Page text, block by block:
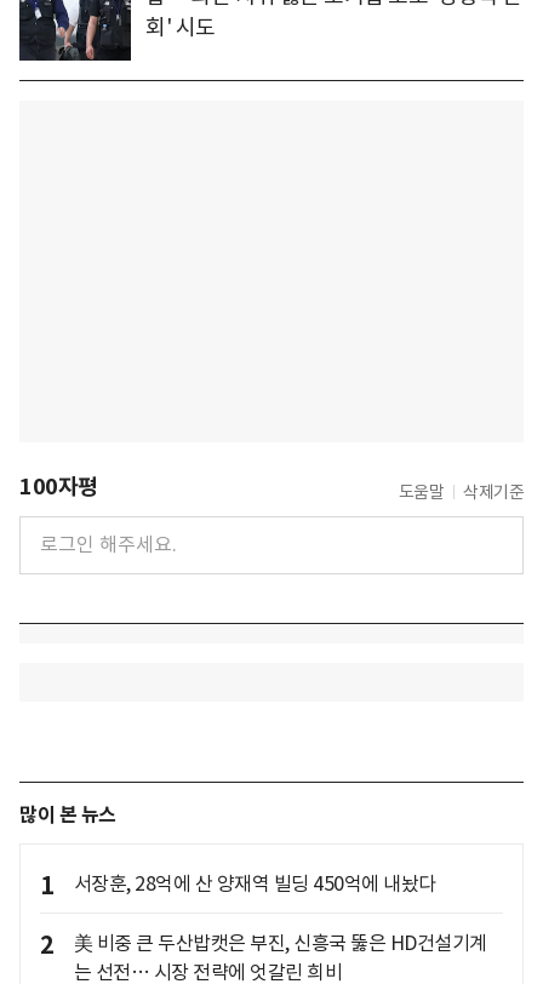
회' 시도
100자평 도움말 삭제기준
많이 본 뉴스
1 서장훈, 28억에 산 양재역 빌딩 450억에 내놨다
2
美 비중 큰 두산밥캣은 부진, 신흥국 뚫은 HD건설기계
는 선전… 시장 전략에 엇갈린 희비